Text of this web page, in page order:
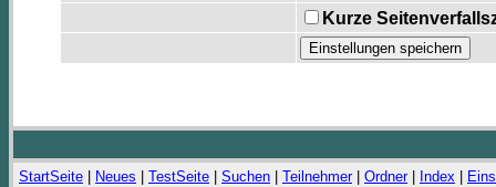
Kurze
StartSeite Neues TestSeite Suchen Teilnehmer| Ordner| Index